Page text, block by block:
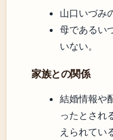
山口いづみ
母であるい
いない。
家族との関係
結婚情報や
ったとされ
えられてい